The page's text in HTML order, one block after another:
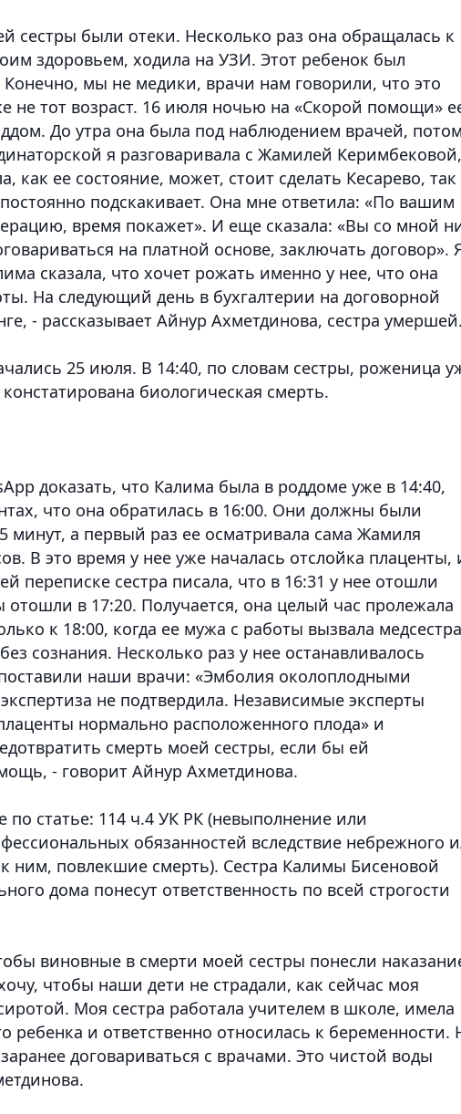
сестры были отеки. Несколько раз она обращалась к
здоровьем, ходила на УЗИ. Этот ребенок был
мы не медики, врачи нам говорили, что это
не тот возраст. 16 июля ночью на «Скорой помощи»
До утра она была под наблюдением врачей,
я разговаривала с Жамилей Керимбековой,
как ее состояние, может, стоит сделать Кесарево, так
подскакивает. Она мне ответила: «По вашим
время покажет». И еще сказала: «Вы со мной
на платной основе, заключать договор».
сказала, что хочет рожать именно у нее, что она
На следующий день в бухгалтерии на договорной
- рассказывает Айнур Ахметдинова, сестра
25 июля. В 14:40, по словам сестры, роженица
биологическая смерть.
доказать, что Калима была в роддоме уже в 14:40,
что она обратилась в 16:00. Они должны были
минут, а первый раз ее осматривала сама Жамиля
В это время у нее уже началась отслойка плаценты,
переписке сестра писала, что в 16:31 у нее отошли
в 17:20. Получается, она целый час пролежала
к 18:00, когда ее мужа с работы вызвала
сознания. Несколько раз у нее останавливалось
наши врачи: «Эмболия околоплодными
не подтвердила. Независимые эксперты
нормально расположенного плода» и
смерть моей сестры, если бы ей
- говорит Айнур Ахметдинова.
статье: 114 ч.4 УК РК (невыполнение или
обязанностей вследствие небрежного
ним, повлекшие смерть). Сестра Калимы Бисеновой
дома понесут ответственность по всей строгости
виновные в смерти моей сестры понесли
чтобы наши дети не страдали, как сейчас моя
Моя сестра работала учителем в школе, имела
ребенка и ответственно относилась к беременности.
договариваться с врачами. Это чистой воды